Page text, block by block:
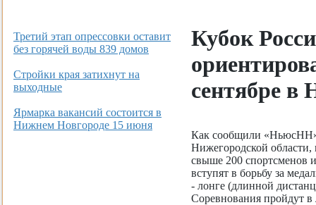
Третий этап опрессовки оставит
без горячей воды 839 домов
Стройки края затихнут на
выходные
Ярмарка вакансий состоится в
Нижнем Новгороде 15 июня
Кубок
сентябре в
Как сообщили «НьюсНН»
Нижегородской
свыше 200 спортсменов
вступят в борьбу за
- лонге (длинной
Соревнования пройдут